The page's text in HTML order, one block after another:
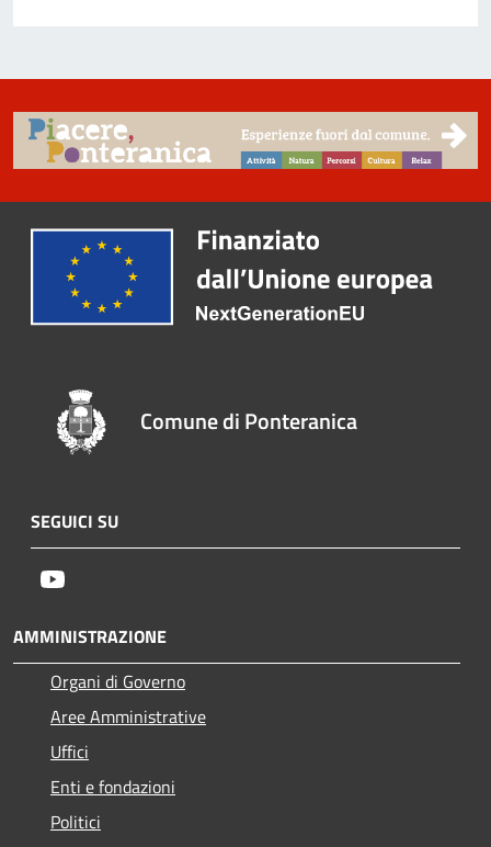
Comune di Ponteranica
SEGUICI SU
AMMINISTRAZIONE
Organi di Governo
Aree Amministrative
Uffici
Enti e fondazioni
Politici